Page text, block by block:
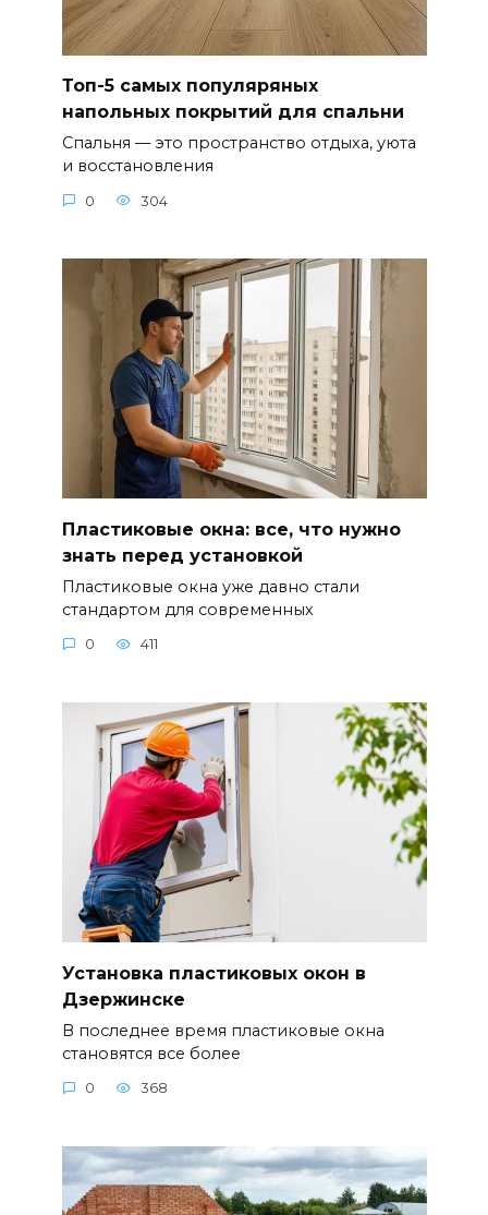
Топ-5 самых популяряных
напольных покрытий для спальни
Спальня — это пространство отдыха, уюта
и восстановления
0 304
Пластиковые окна: все, что нужно
знать перед установкой
Пластиковые окна уже давно стали
стандартом для современных
0 411
Установка пластиковых окон в
Дзержинске
В последнее время пластиковые окна
становятся все более
0 368